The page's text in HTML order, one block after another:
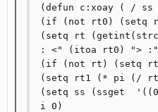
(defun c:xoay ( /
(if (not rt0) (setq
(setq rt
: <" (itoa rt0) ">
(if (not rt) (setq
(setq rt1 (* pi (/ rt
(setq ss (ssget
i 0)